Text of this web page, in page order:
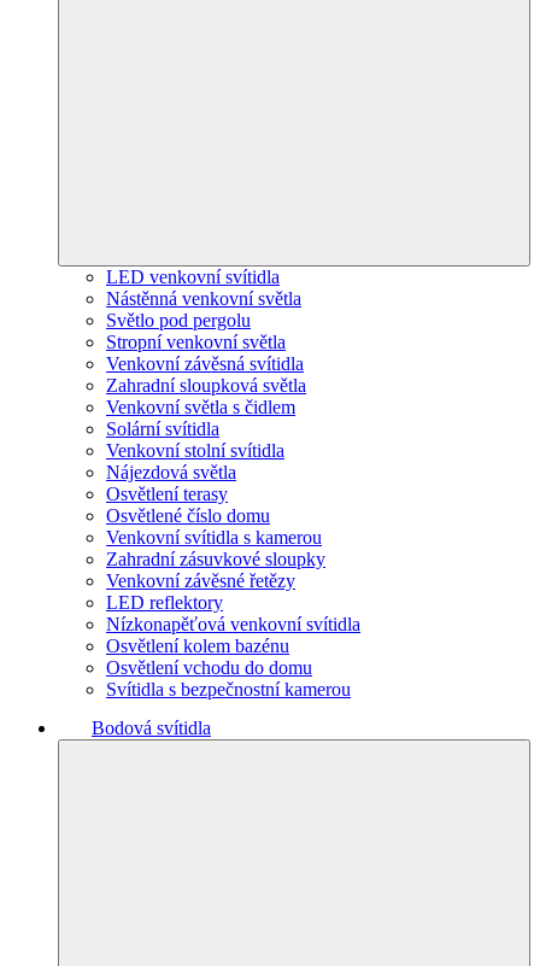
LED venkovní svítidla
Nástěnná venkovní světla
Světlo pod pergolu
Stropní venkovní světla
Venkovní závěsná svítidla
Zahradní sloupková světla
Venkovní světla s čidlem
Solární svítidla
Venkovní stolní svítidla
Nájezdová světla
Osvětlení terasy
Osvětlené číslo domu
Venkovní svítidla s kamerou
Zahradní zásuvkové sloupky
Venkovní závěsné řetězy
LED reflektory
Nízkonapěťová venkovní svítidla
Osvětlení kolem bazénu
Osvětlení vchodu do domu
Svítidla s bezpečnostní kamerou
Bodová svítidla